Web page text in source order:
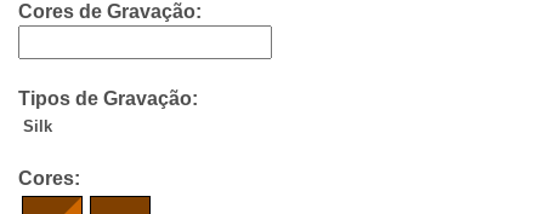
Cores de Gravação:
Tipos de Gravação:
Silk
Cores: